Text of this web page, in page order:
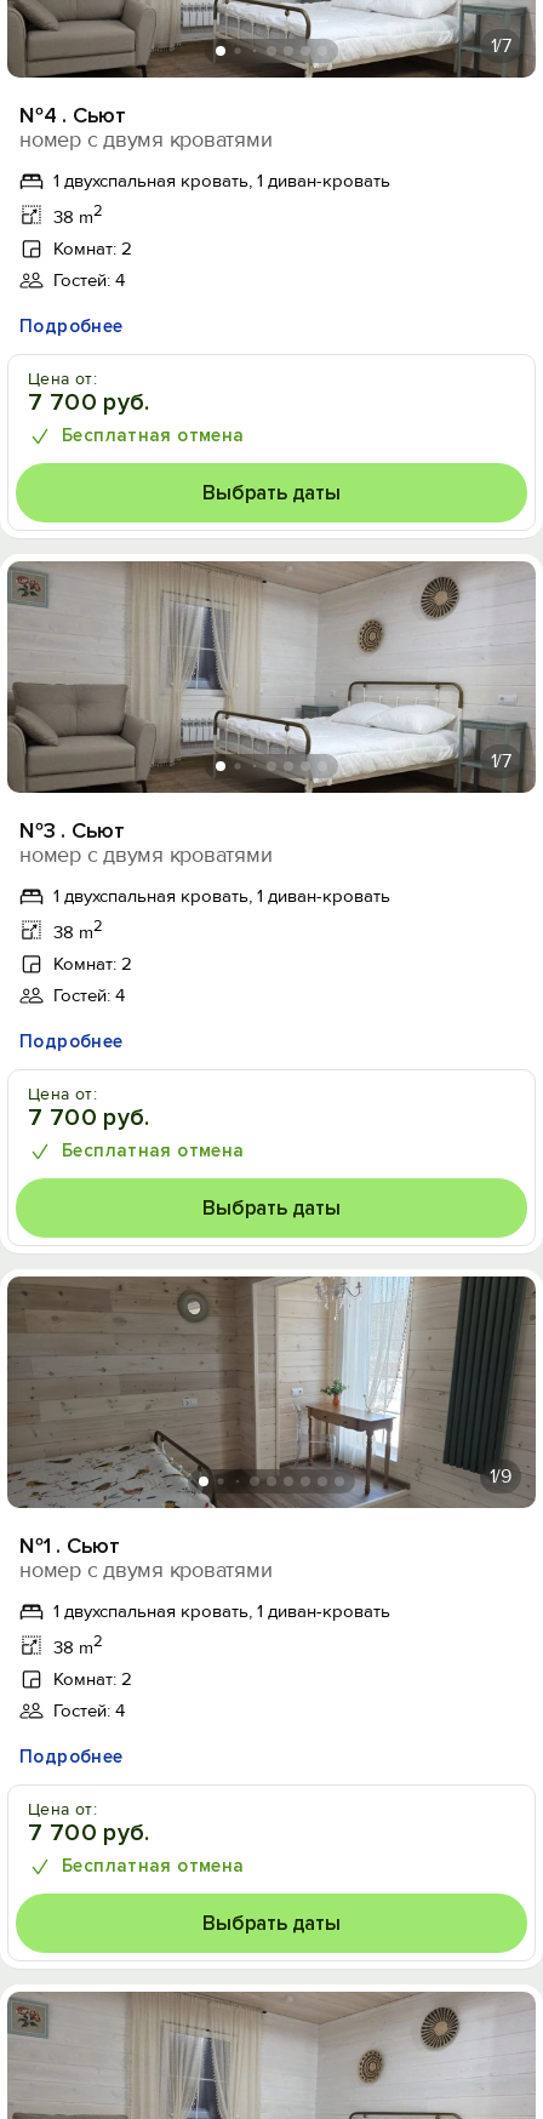
1/7
№4 . Сьют
номер с двумя кроватями
1 двухспальная кровать, 1 диван-кровать
38 m2
Комнат: 2
Гостей: 4
Подробнее
Цена от:
7 700 руб.
Бесплатная отмена
Выбрать даты
1/7
№3 . Сьют
номер с двумя кроватями
1 двухспальная кровать, 1 диван-кровать
38 m2
Комнат: 2
Гостей: 4
Подробнее
Цена от:
7 700 руб.
Бесплатная отмена
Выбрать даты
1/9
№1 . Сьют
номер с двумя кроватями
1 двухспальная кровать, 1 диван-кровать
38 m2
Комнат: 2
Гостей: 4
Подробнее
Цена от:
7 700 руб.
Бесплатная отмена
Выбрать даты